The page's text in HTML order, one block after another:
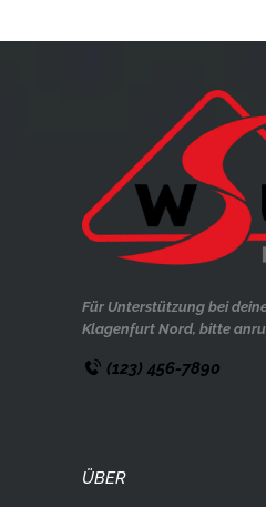
Für Unterstützung bei
Klagenfurt Nord, bitte
(123) 456-7890
ÜBER